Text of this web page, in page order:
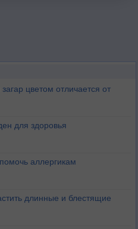
цветом отличается от
для здоровья
аллергикам
длинные и блестящие